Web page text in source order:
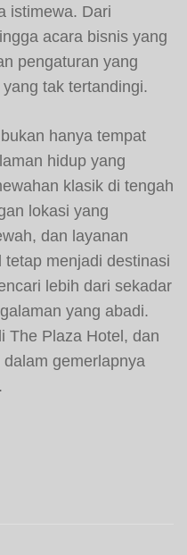
istimewa. Dari
acara bisnis yang
pengaturan yang
tak tertandingi.
hanya tempat
hidup yang
klasik di tengah
lokasi yang
dan layanan
menjadi destinasi
lebih dari sekadar
yang abadi.
The Plaza Hotel, dan
gemerlapnya